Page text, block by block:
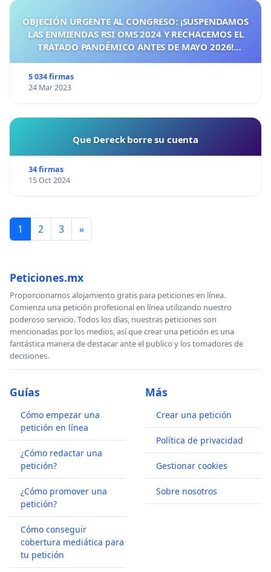
OBJECIÓN URGENTE AL CONGRESO: ¡SUSPENDAMOS
LAS ENMIENDAS RSI OMS 2024 Y RECHACEMOS EL
TRATADO PANDÉMICO ANTES DE MAYO 2026!
5 034 firmas
24 Mar 2023
Que Dereck borre su cuenta
34 firmas
15 Oct 2024
1 2 3 »
Peticiones.mx
Proporcionamos alojamiento gratis para peticiones en línea.
Comienza una petición profesional en línea utilizando nuestro
poderoso servicio. Todos los días, nuestras peticiones son
mencionadas por los medios, así que crear una petición es una
fantástica manera de destacar ante el publico y los tomadores de
decisiones.
Guías
Cómo empezar una
petición en línea
¿Cómo redactar una
petición?
¿Cómo promover una
petición?
Cómo conseguir
cobertura mediática para
tu petición
Más
Crear una petición
Política de privacidad
Gestionar cookies
Sobre nosotros